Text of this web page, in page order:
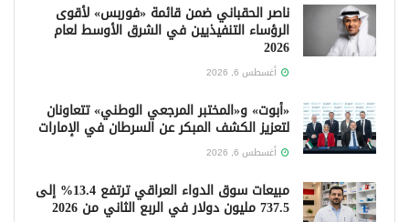
ناصر الحقباني ضمن قائمة «فوربس» لأقوى
الرؤساء التنفيذيين في الشرق الأوسط لعام
2026
أغسطس 6, 2026
«أبوت» و«المختبر المرجعي الوطني» تتعاونان
لتعزيز الكشف المبكر عن السرطان في الإمارات
أغسطس 6, 2026
مبيعات سوق الدواء العراقي ترتفع 13.4% إلى
737.5 مليون دولار في الربع الثاني من 2026